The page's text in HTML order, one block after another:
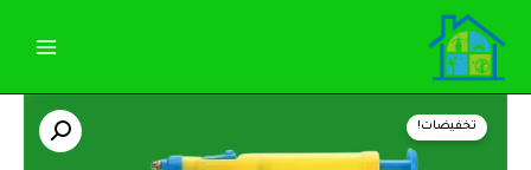
المحتوى
تخفيضات!رشاشة